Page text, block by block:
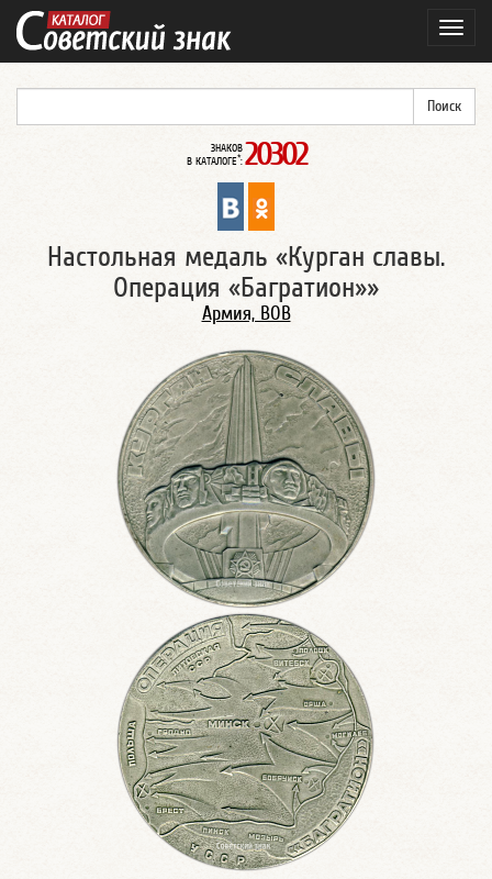
ЗНАКОВ
В КАТАЛОГЕ*: 20302
Настольная медаль «Курган славы.
Операция «Багратион»»
Армия, ВОВ